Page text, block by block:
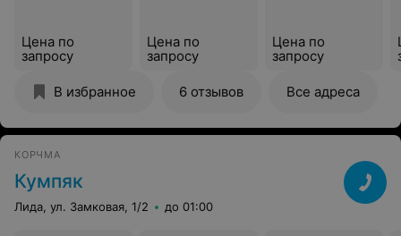
Цена по
запросу
Цена по
запросу
Цена по
запросу
В избранное 6 отзывов Все адреса
КОРЧМА
Кумпяк
Лида, ул. Замковая, 1/2 до 01:00